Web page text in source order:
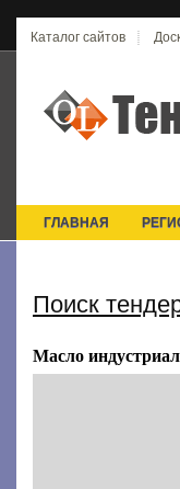
Каталог сайтов
ГЛАВНАЯ
Поиск
Масло